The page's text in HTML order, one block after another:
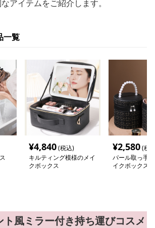
アイテムをご紹介します。
一覧
¥4,840(税込)
キルティング模様のメイ
クボックス
¥2,580(税
パール取っ手
イクボックス
ト風ミラー付き持ち運びコスメ